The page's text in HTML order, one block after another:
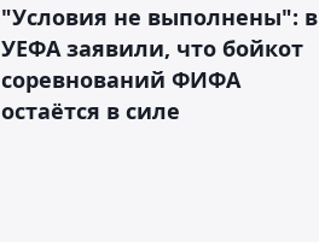
"Условия не выполнены": в
УЕФА заявили, что бойкот
соревнований ФИФА
остаётся в силе